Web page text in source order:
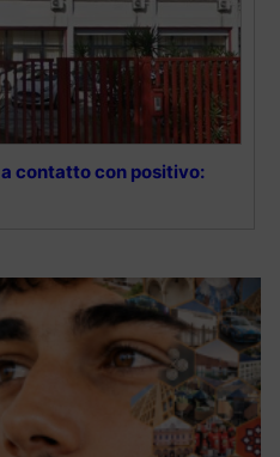
contatto con positivo: